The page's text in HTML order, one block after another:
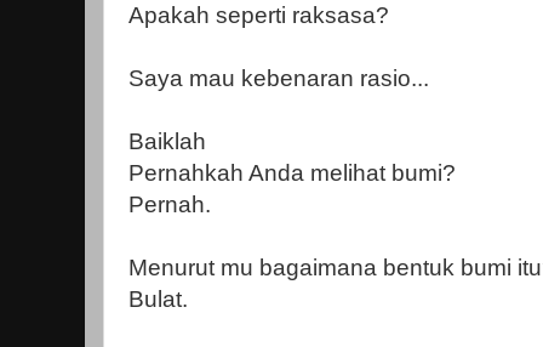
Apakah seperti raksasa?
Saya mau kebenaran rasio...
Baiklah
Pernahkah Anda melihat bumi?
Pernah.
Menurut mu bagaimana bentuk bumi
Bulat.